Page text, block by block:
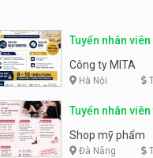
Tuyển nhân
– parttime,
Công ty MITA
Hà Nội
Tuyển nhân
phẩm
Shop mỹ phẩm
Đà Nẵng